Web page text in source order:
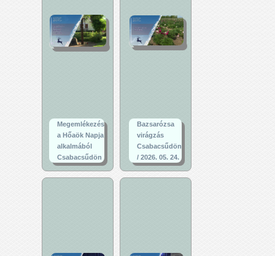
Megemlékezés
a Hőaök Napja
alkalmából
Csabacsűdön
Bazsarózsa
virágzás
Csabacsűdön
/ 2026. 05. 24.